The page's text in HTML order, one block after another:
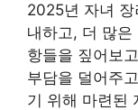
2025년 자녀
내하고, 더 많
항들을 짚어보
부담을 덜어주
기 위해 마련된